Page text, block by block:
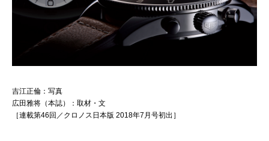
吉江正倫：写真
広田雅将（本誌）：取材・文
［連載第46回／クロノス日本版 2018年7月号初出］